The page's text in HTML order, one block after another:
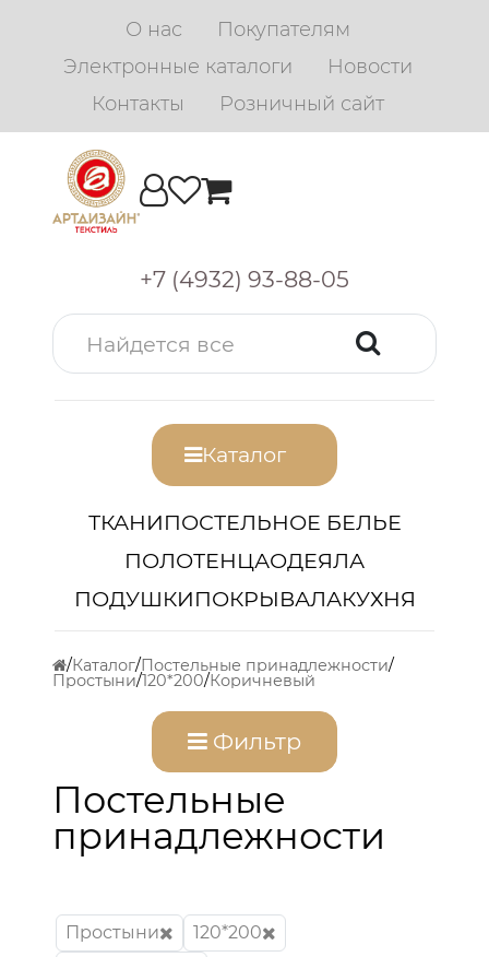
О нас
Покупателям
Электронные каталоги
Новости
Контакты
Розничный сайт
+7 (4932) 93-88-05
Каталог
ТКАНИПОСТЕЛЬНОЕ БЕЛЬЕ
ПОЛОТЕНЦАОДЕЯЛА
ПОДУШКИПОКРЫВАЛАКУХНЯ
Каталог Постельные принадлежности
Простыни 120*200 Коричневый
Фильтр
Постельные
принадлежности
Простыни
120*200